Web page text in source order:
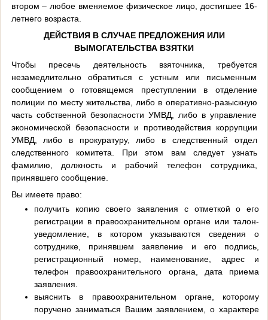
втором – любое вменяемое физическое лицо, достигшее 16-
летнего возраста.
ДЕЙСТВИЯ В СЛУЧАЕ ПРЕДЛОЖЕНИЯ ИЛИ
ВЫМОГАТЕЛЬСТВА ВЗЯТКИ
Чтобы пресечь деятельность взяточника, требуется
незамедлительно обратиться с устным или письменным
сообщением о готовящемся преступлении в отделение
полиции по месту жительства, либо в оперативно-разыскную
часть собственной безопасности УМВД, либо в управление
экономической безопасности и противодействия коррупции
УМВД, либо в прокуратуру, либо в следственный отдел
следственного комитета. При этом вам следует узнать
фамилию, должность и рабочий телефон сотрудника,
принявшего сообщение.
Вы имеете право:
получить копию своего заявления с отметкой о его
регистрации в правоохранительном органе или талон-
уведомление, в котором указываются сведения о
сотруднике, принявшем заявление и его подпись,
регистрационный номер, наименование, адрес и
телефон правоохранительного органа, дата приема
заявления.
выяснить в правоохранительном органе, которому
поручено заниматься Вашим заявлением, о характере